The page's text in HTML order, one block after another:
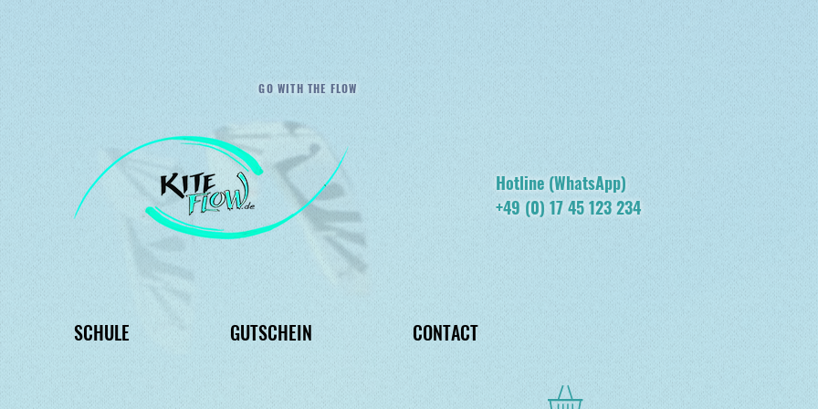
GO WITH THE FLOW
Hotline (WhatsApp)
+49 (0) 17 45 123 234
SCHULE GUTSCHEIN CONTACT